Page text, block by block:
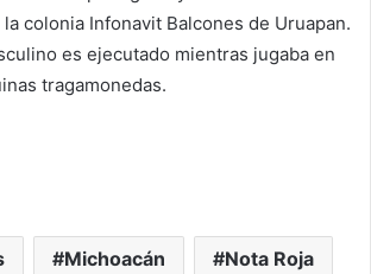
colonia Infonavit Balcones de Uruapan.
es ejecutado mientras jugaba en
tragamonedas.
Michoacán Nota Roja